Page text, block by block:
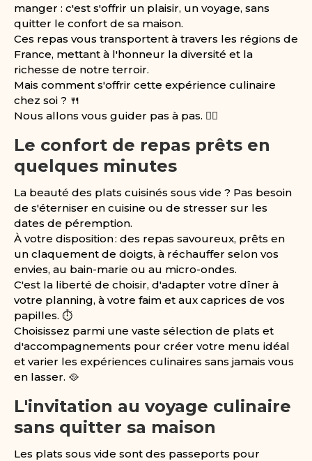
manger : c'est s'offrir un plaisir, un voyage, sans
quitter le confort de sa maison.
Ces repas vous transportent à travers les régions de
France, mettant à l'honneur la diversité et la
richesse de notre terroir.
Mais comment s'offrir cette expérience culinaire
chez soi ? 🍴
Nous allons vous guider pas à pas. 🚶‍♂️
Le confort de repas prêts en
quelques minutes
La beauté des plats cuisinés sous vide ? Pas besoin
de s'éterniser en cuisine ou de stresser sur les
dates de péremption.
À votre disposition : des repas savoureux, prêts en
un claquement de doigts, à réchauffer selon vos
envies, au bain-marie ou au micro-ondes.
C'est la liberté de choisir, d'adapter votre dîner à
votre planning, à votre faim et aux caprices de vos
papilles. ⏱️
Choisissez parmi une vaste sélection de plats et
d'accompagnements pour créer votre menu idéal
et varier les expériences culinaires sans jamais vous
en lasser. 🥘
L'invitation au voyage culinaire
sans quitter sa maison
Les plats sous vide sont des passeports pour